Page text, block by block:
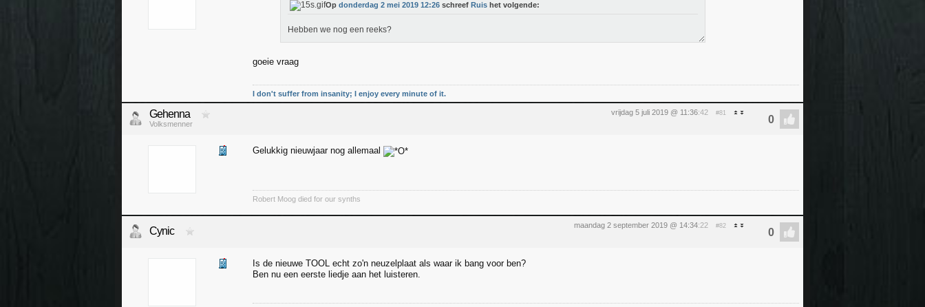
Op donderdag 2 mei 2019 12:26 schreef Ruis het volgende:
Hebben we nog een reeks?
goeie vraag
I don't suffer from insanity; I enjoy every minute of it.
vrijdag 5 juli 2019 @ 11:36:42 #81
Gehenna
Volksmenner
Gelukkig nieuwjaar nog allemaal
Robert Moog died for our synths
maandag 2 september 2019 @ 14:34:22 #82
Cynic
Is de nieuwe TOOL echt zo'n neuzelplaat als waar ik bang voor ben?
Ben nu een eerste liedje aan het luisteren.